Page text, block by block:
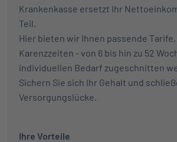
Krankenkasse ersetzt Ihr
Teil.
Hier bieten wir Ihnen passende
Karenzzeiten - von 6 bis hin zu 52
individuellen Bedarf zugeschnitten
Sichern Sie sich Ihr Gehalt und
Versorgungslücke.
Ihre Vorteile